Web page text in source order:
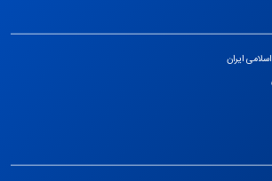
ایران